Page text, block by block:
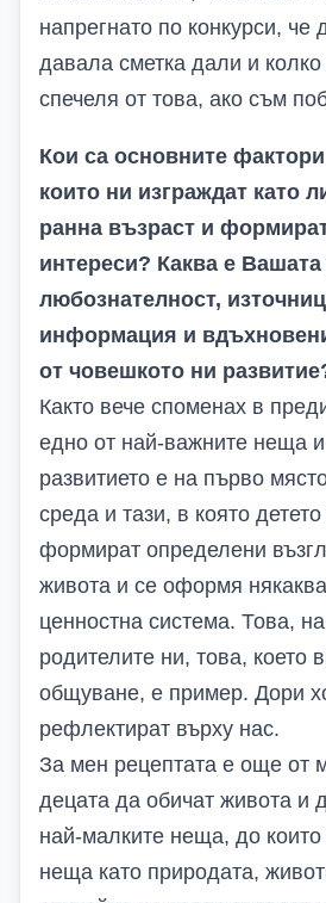
напрегнато по конкурси, че
давала сметка дали и
спечеля от това, ако съм
Кои са основните
които ни изграждат като
ранна възраст и
интереси? Каква е Вашата
любознателност,
информация и
от човешкото ни
Както вече споменах в
едно от най-важните неща
развитието е на първо
среда и тази, в която
формират определени
живота и се оформя
ценностна система. Това,
родителите ни, това, което
общуване, е пример. Дори
рефлектират върху нас.
За мен рецептата е още от
децата да обичат живота и
най-малките неща, до
неща като природата,